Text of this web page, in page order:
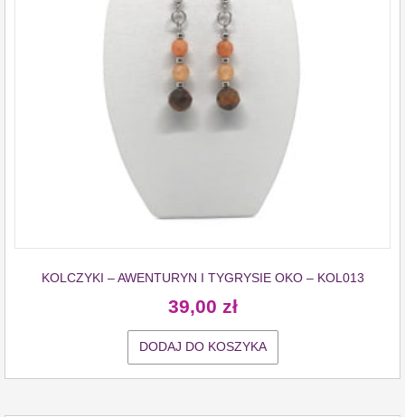
KOLCZYKI – AWENTURYN I TYGRYSIE OKO – KOL013
39,00 zł
DODAJ DO KOSZYKA